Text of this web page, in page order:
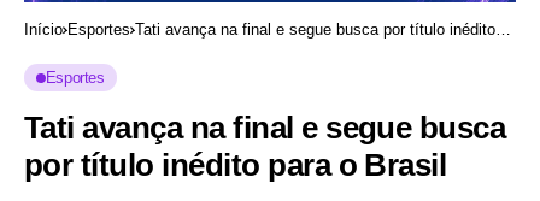
Início Esportes Tati avança na final e segue busca por título inédito
Esportes
Tati avança na final e segue busca
por título inédito para o Brasil